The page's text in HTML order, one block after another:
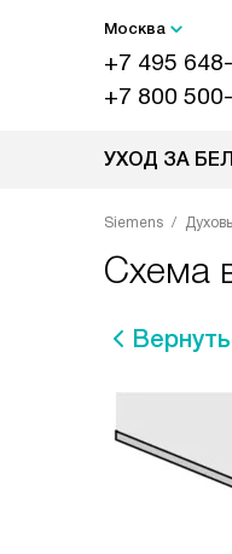
Москва
+7 495
+7 800
УХОД ЗА
Siemens
Схема